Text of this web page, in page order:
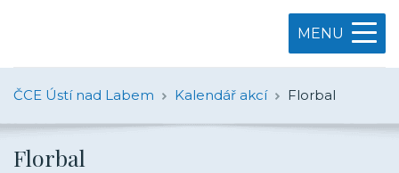
MENU
ČCE Ústí nad Labem Kalendář akcí Florbal
Florbal